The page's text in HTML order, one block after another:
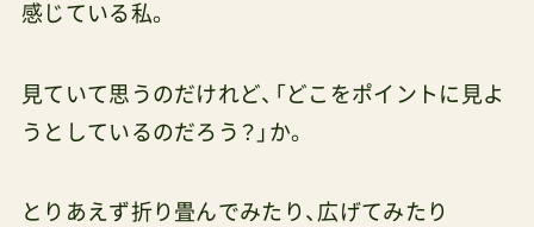
感じている私。
見ていて思うのだけれど、「どこをポイントに見よ
うとしているのだろう？」か。
とりあえず折り畳んでみたり、広げてみたり